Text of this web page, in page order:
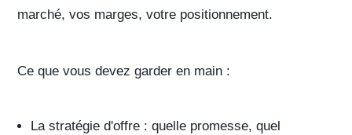
marché, vos marges, votre positionnement.
Ce que vous devez garder en main :
La stratégie d'offre : quelle promesse, quel